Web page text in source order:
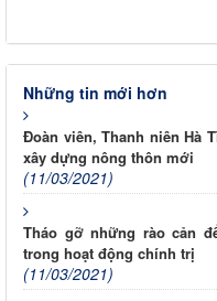
Những tin mới hơn
Đoàn viên, Thanh niên Hà
xây dựng nông thôn mới
(11/03/2021)
Tháo gỡ những rào cản
trong hoạt động chính trị
(11/03/2021)